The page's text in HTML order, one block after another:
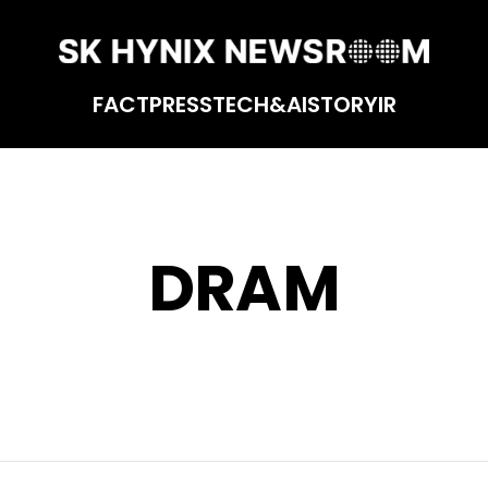
FACTPRESSTECH&AISTORYIR
DRAM